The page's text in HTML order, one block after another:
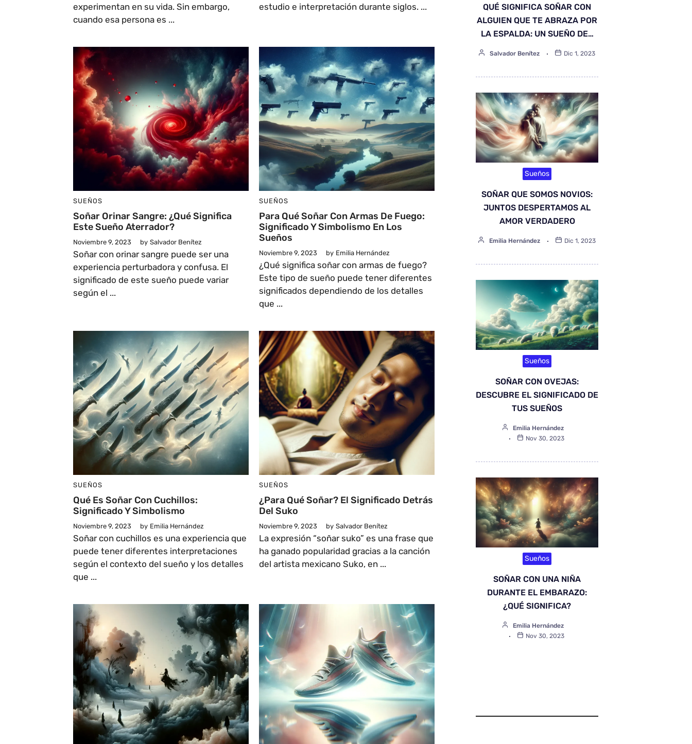
experimentan en su vida. Sin embargo,
cuando esa persona es ...
estudio e interpretación durante siglos. ...
SUEÑOS
Soñar Orinar Sangre: ¿Qué Significa
Este Sueño Aterrador?
Noviembre 9, 2023 by Salvador Benítez
Soñar con orinar sangre puede ser una
experiencia perturbadora y confusa. El
significado de este sueño puede variar
según el ...
SUEÑOS
Para Qué Soñar Con Armas De Fuego:
Significado Y Simbolismo En Los
Sueños
Noviembre 9, 2023 by Emilia Hernández
¿Qué significa soñar con armas de fuego?
Este tipo de sueño puede tener diferentes
significados dependiendo de los detalles
que ...
SUEÑOS
Qué Es Soñar Con Cuchillos:
Significado Y Simbolismo
Noviembre 9, 2023 by Emilia Hernández
Soñar con cuchillos es una experiencia que
puede tener diferentes interpretaciones
según el contexto del sueño y los detalles
que ...
SUEÑOS
¿Para Qué Soñar? El Significado Detrás
Del Suko
Noviembre 9, 2023 by Salvador Benítez
La expresión “soñar suko” es una frase que
ha ganado popularidad gracias a la canción
del artista mexicano Suko, en ...
QUÉ SIGNIFICA SOÑAR CON
ALGUIEN QUE TE ABRAZA POR
LA ESPALDA: UN SUEÑO DE…
Salvador Benítez Dic 1, 2023
Sueños
SOÑAR QUE SOMOS NOVIOS:
JUNTOS DESPERTAMOS AL
AMOR VERDADERO
Emilia Hernández Dic 1, 2023
Sueños
SOÑAR CON OVEJAS:
DESCUBRE EL SIGNIFICADO DE
TUS SUEÑOS
Emilia Hernández
Nov 30, 2023
Sueños
SOÑAR CON UNA NIÑA
DURANTE EL EMBARAZO:
¿QUÉ SIGNIFICA?
Emilia Hernández
Nov 30, 2023